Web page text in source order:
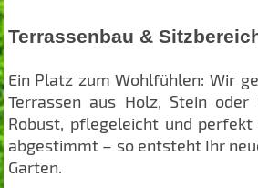
Terrassenbau &
Ein Platz zum Wohlfühlen: Wir
Terrassen aus Holz, Stein oder
Robust, pflegeleicht und
abgestimmt – so entsteht Ihr
Garten.